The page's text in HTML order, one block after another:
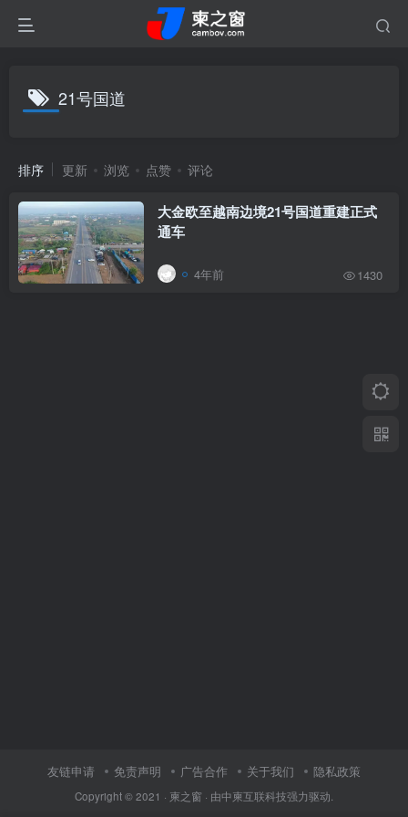
21号国道
排序 更新 浏览 点赞 评论
大金欧至越南边境21号国道重建正式
通车
4年前 1430
友链申请 免责声明 广告合作 关于我们 隐私政策
Copyright © 2021 · 柬之窗 · 由中柬互联科技强力驱动.